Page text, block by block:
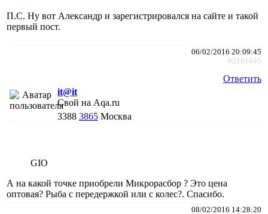
П.С. Ну вот Александр и зарегистрировался на сайте и такой
первый пост.
06/02/2016 20:09:45
#2181645
Ответить
it@it
Свой на Aqa.ru
3388 3865 Москва
GIO
А на какой точке приобрели Микрорасбор ? Это цена
оптовая? Рыба с передержкой или с колес?. Спасибо.
08/02/2016 14:28:20